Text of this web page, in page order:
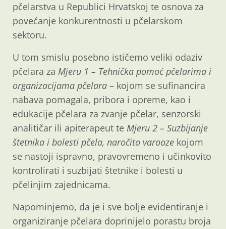
pčelarstva u Republici Hrvatskoj te osnova za
povećanje konkurentnosti u pčelarskom
sektoru.
U tom smislu posebno ističemo veliki odaziv
pčelara za Mjeru 1 – Tehnička pomoć pčelarima i
organizacijama pčelara – kojom se sufinancira
nabava pomagala, pribora i opreme, kao i
edukacije pčelara za zvanje pčelar, senzorski
analitičar ili apiterapeut te Mjeru 2 – Suzbijanje
štetnika i bolesti pčela, naročito varooze kojom
se nastoji ispravno, pravovremeno i učinkovito
kontrolirati i suzbijati štetnike i bolesti u
pčelinjim zajednicama.
Napominjemo, da je i sve bolje evidentiranje i
organiziranje pčelara doprinijelo porastu broja